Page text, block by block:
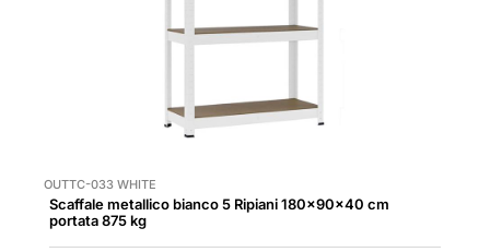
OUTTC-033 WHITE
Scaffale metallico bianco 5 Ripiani 180x90x40 cm
portata 875 kg